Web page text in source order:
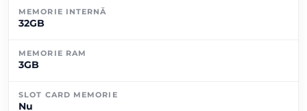
MEMORIE INTERNĂ
32GB
MEMORIE RAM
3GB
SLOT CARD MEMORIE
Nu